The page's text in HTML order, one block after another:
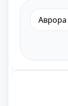
Аврора